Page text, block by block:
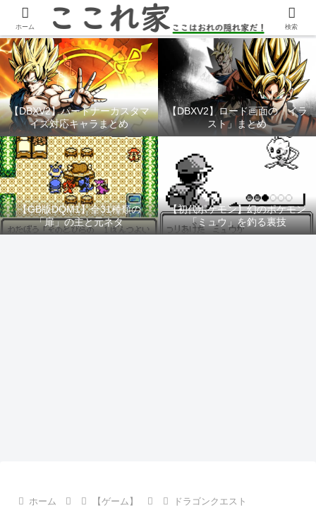
YouTubeチャンネル「ここれ家」
【DBXV2】パートナーカスタマ
イズ対応キャラまとめ
【DBXV2】ロード画面の「イラ
スト」まとめ
【GB版DQM1】全31種類の
「扉」の主と元ネタ
【初代ポケモン】幻のポケモン
「ミュウ」を釣る裏技
ホーム 【ゲーム】 ドラゴンクエスト
ホーム 検索